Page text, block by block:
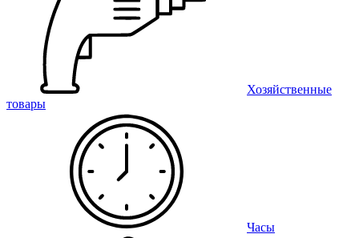
Хозяйственные
товары
Часы